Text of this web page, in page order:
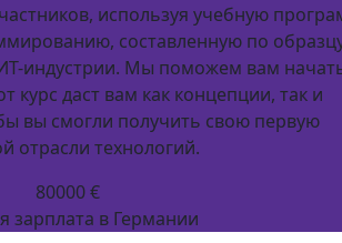
используя учебную
составленную по
индустрии. Мы поможем вам
курс даст вам как концепции, так и
вы смогли получить свою первую
отрасли технологий.
80000 €
зарплата в Германии